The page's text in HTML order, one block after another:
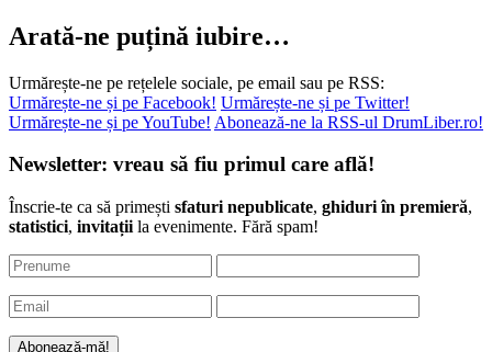
Arată-ne puțină iubire…
Urmărește-ne pe rețelele sociale, pe email sau pe RSS:
Urmărește-ne și pe Facebook! Urmărește-ne și pe Twitter!
Urmărește-ne și pe YouTube! Abonează-ne la RSS-ul DrumLiber.ro!
Newsletter: vreau să fiu primul care află!
Înscrie-te ca să primești sfaturi nepublicate, ghiduri în premieră,
statistici, invitații la evenimente. Fără spam!